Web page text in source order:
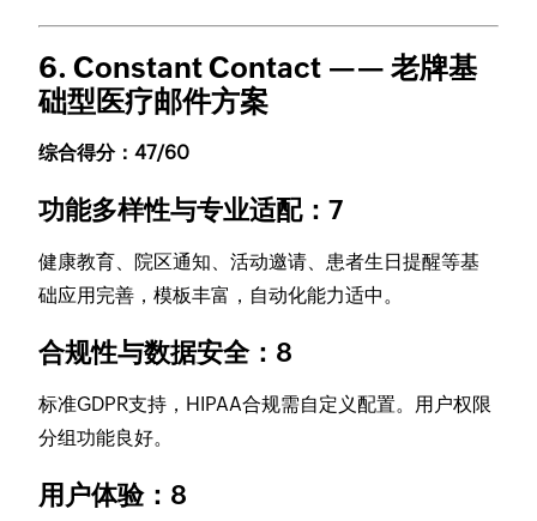
6. Constant Contact —— 老牌基
础型医疗邮件方案
综合得分：47/60
功能多样性与专业适配：7
健康教育、院区通知、活动邀请、患者生日提醒等基
础应用完善，模板丰富，自动化能力适中。
合规性与数据安全：8
标准GDPR支持，HIPAA合规需自定义配置。用户权限
分组功能良好。
用户体验：8